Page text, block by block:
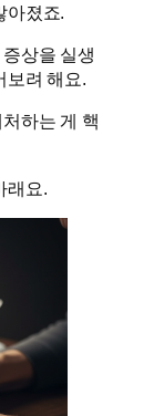
아졌죠.
상을 실생
보려 해요.
하는 게 핵
래요.